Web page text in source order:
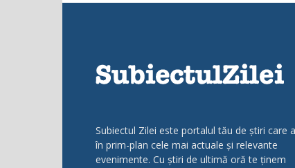
Subiectul Zilei este portalul tău de știri care
în prim-plan cele mai actuale și relevante
evenimente. Cu știri de ultimă oră te ținem